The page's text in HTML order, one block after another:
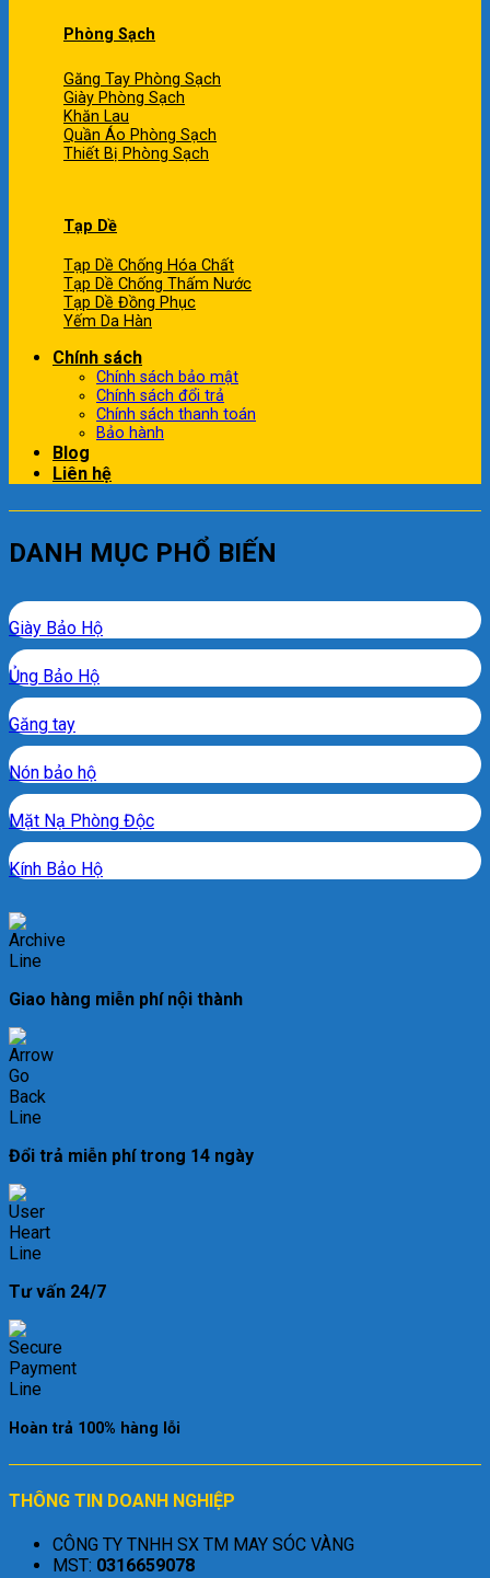
Phòng Sạch
Găng Tay Phòng Sạch
Giày Phòng Sạch
Khăn Lau
Quần Áo Phòng Sạch
Thiết Bị Phòng Sạch
Tạp Dề
Tạp Dề Chống Hóa Chất
Tạp Dề Chống Thấm Nước
Tạp Dề Đồng Phục
Yếm Da Hàn
Chính sách
Chính sách bảo mật
Chính sách đổi trả
Chính sách thanh toán
Bảo hành
Blog
Liên hệ
DANH MỤC PHỔ BIẾN
Giày Bảo Hộ
Ủng Bảo Hộ
Găng tay
Nón bảo hộ
Mặt Nạ Phòng Độc
Kính Bảo Hộ
Giao hàng miễn phí nội thành
Đổi trả miễn phí trong 14 ngày
Tư vấn 24/7
Hoàn trả 100% hàng lỗi
THÔNG TIN DOANH NGHIỆP
CÔNG TY TNHH SX TM MAY SÓC VÀNG
MST: 0316659078